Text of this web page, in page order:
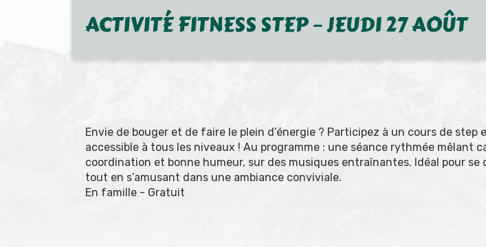
ACTIVITÉ FITNESS STEP – JEUDI 27 AOÛT
Envie de bouger et de faire le plein d’énergie ? Participez à un cours de step
accessible à tous les niveaux ! Au programme : une séance rythmée mêlant
coordination et bonne humeur, sur des musiques entraînantes. Idéal pour se
tout en s’amusant dans une ambiance conviviale.
En famille - Gratuit